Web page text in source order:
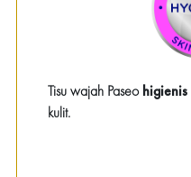
Tisu wajah Paseohigienis
kulit.